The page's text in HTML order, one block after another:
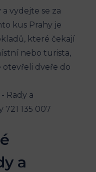
vydejte se⁢ za
kus ⁢Prahy‍ je
které čekají
nebo turista,
otevřeli ⁤dveře do
a